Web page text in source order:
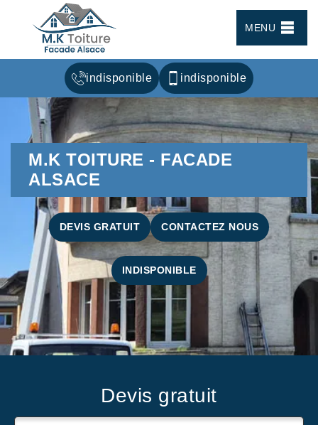
MENU
indisponible indisponible
M.K TOITURE - FACADE
ALSACE
DEVIS GRATUIT CONTACTEZ NOUS
INDISPONIBLE
Devis gratuit